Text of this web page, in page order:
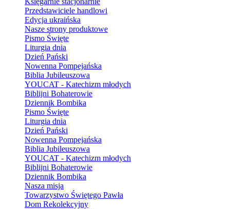
Przedstawiciele handlowi
Edycja ukraińska
Nasze strony produktowe
Pismo Święte
Liturgia dnia
Dzień Pański
Nowenna Pompejańska
Biblia Jubileuszowa
YOUCAT - Katechizm młodych
Biblijni Bohaterowie
Dziennik Bombika
Pismo Święte
Liturgia dnia
Dzień Pański
Nowenna Pompejańska
Biblia Jubileuszowa
YOUCAT - Katechizm młodych
Biblijni Bohaterowie
Dziennik Bombika
Nasza misja
Towarzystwo Świętego Pawła
Dom Rekolekcyjny